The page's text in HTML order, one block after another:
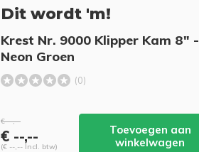
Dit wordt 'm!
Krest Nr. 9000 Klipper Kam 8" -
Neon Groen
(0)
€ --,--
€ --,--
(€ --,-- Incl. btw)
Toevoegen aan
winkelwagen